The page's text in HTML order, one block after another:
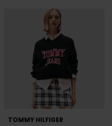
TOMMY HILFIGER
NEGRO MUJER